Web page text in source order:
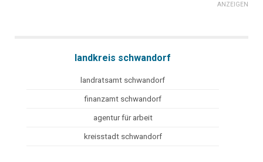
ANZEIGEN
landkreis schwandorf
landratsamt schwandorf
finanzamt schwandorf
agentur für arbeit
kreisstadt schwandorf